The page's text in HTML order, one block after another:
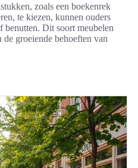
zoals een boekenrek
te kiezen, kunnen ouders
benutten. Dit soort meubelen
de groeiende behoeften van